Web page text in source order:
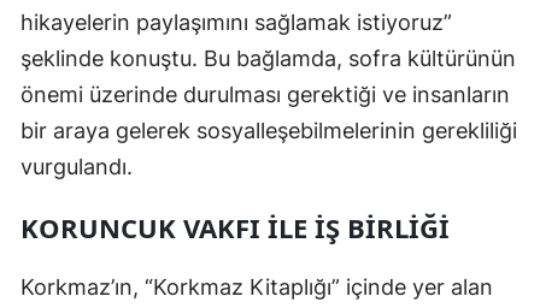
hikayelerin paylaşımını sağlamak istiyoruz”
şeklinde konuştu. Bu bağlamda, sofra kültürünün
önemi üzerinde durulması gerektiği ve insanların
bir araya gelerek sosyalleşebilmelerinin gerekliliği
vurgulandı.
KORUNCUK VAKFI ILE İŞ BIRLIĞI
Korkmaz’ın, “Korkmaz Kitaplığı” içinde yer alan